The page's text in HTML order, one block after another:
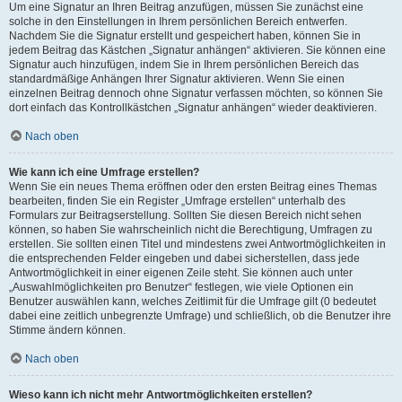
Um eine Signatur an Ihren Beitrag anzufügen, müssen Sie zunächst eine
solche in den Einstellungen in Ihrem persönlichen Bereich entwerfen.
Nachdem Sie die Signatur erstellt und gespeichert haben, können Sie in
jedem Beitrag das Kästchen „Signatur anhängen“ aktivieren. Sie können eine
Signatur auch hinzufügen, indem Sie in Ihrem persönlichen Bereich das
standardmäßige Anhängen Ihrer Signatur aktivieren. Wenn Sie einen
einzelnen Beitrag dennoch ohne Signatur verfassen möchten, so können Sie
dort einfach das Kontrollkästchen „Signatur anhängen“ wieder deaktivieren.
Nach oben
Wie kann ich eine Umfrage erstellen?
Wenn Sie ein neues Thema eröffnen oder den ersten Beitrag eines Themas
bearbeiten, finden Sie ein Register „Umfrage erstellen“ unterhalb des
Formulars zur Beitragserstellung. Sollten Sie diesen Bereich nicht sehen
können, so haben Sie wahrscheinlich nicht die Berechtigung, Umfragen zu
erstellen. Sie sollten einen Titel und mindestens zwei Antwortmöglichkeiten in
die entsprechenden Felder eingeben und dabei sicherstellen, dass jede
Antwortmöglichkeit in einer eigenen Zeile steht. Sie können auch unter
„Auswahlmöglichkeiten pro Benutzer“ festlegen, wie viele Optionen ein
Benutzer auswählen kann, welches Zeitlimit für die Umfrage gilt (0 bedeutet
dabei eine zeitlich unbegrenzte Umfrage) und schließlich, ob die Benutzer ihre
Stimme ändern können.
Nach oben
Wieso kann ich nicht mehr Antwortmöglichkeiten erstellen?